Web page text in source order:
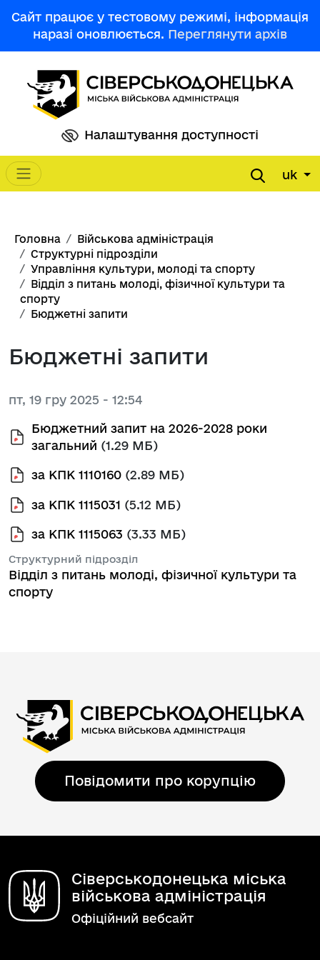
Сайт працює у тестовому режимі, інформація
наразі оновлюється. Переглянути архів
Налаштування доступності
Main navigation uk
Рядок навіґації
Головна
Військова адміністрація
Структурні підрозділи
Управління культури, молоді та спорту
Відділ з питань молоді, фізичної культури та
спорту
Бюджетні запити
Бюджетні запити
пт, 19 гру 2025 - 12:54
Бюджетний запит на 2026-2028 роки
загальний (1.29 МБ)
за КПК 1110160 (2.89 МБ)
за КПК 1115031 (5.12 МБ)
за КПК 1115063 (3.33 МБ)
Структурний підрозділ
Відділ з питань молоді, фізичної культури та
спорту
Повідомити про корупцію
Сіверськодонецька міська
військова адміністрація
Офіційний вебсайт